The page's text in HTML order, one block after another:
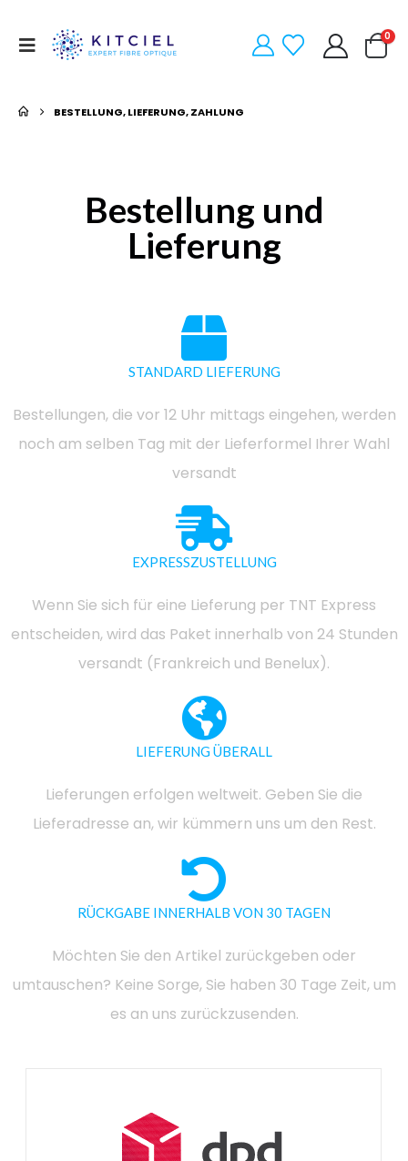
0
BESTELLUNG, LIEFERUNG, ZAHLUNG
Bestellung und
Lieferung
STANDARD LIEFERUNG
Bestellungen, die vor 12 Uhr mittags eingehen, werden
noch am selben Tag mit der Lieferformel Ihrer Wahl
versandt
EXPRESSZUSTELLUNG
Wenn Sie sich für eine Lieferung per TNT Express
entscheiden, wird das Paket innerhalb von 24 Stunden
versandt (Frankreich und Benelux).
LIEFERUNG ÜBERALL
Lieferungen erfolgen weltweit. Geben Sie die
Lieferadresse an, wir kümmern uns um den Rest.
RÜCKGABE INNERHALB VON 30 TAGEN
Möchten Sie den Artikel zurückgeben oder
umtauschen? Keine Sorge, Sie haben 30 Tage Zeit, um
es an uns zurückzusenden.